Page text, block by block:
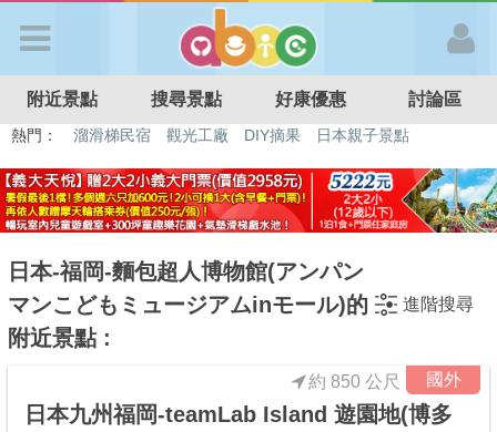
APP登入
首 頁
好康優惠
附近景點 搜尋景點 好康優惠 討論區
熱門： 溜滑梯民宿 觀光工廠 DIY摘果
日本親子景點
日本-福岡-麵包超人博物館(アンパン
マンこどもミュージアムinモール)的
附近景點 :
進階搜尋
國外
約 850 公尺
日本九州福岡-teamLab Island 遊園地(博多